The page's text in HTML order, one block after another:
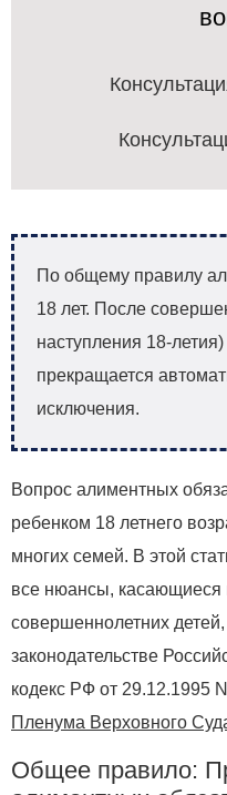
По общему правилу
18 лет. После
наступления
прекращается
исключения.
Вопрос алиментных
ребенком 18 летнего
многих семей. В этой
все нюансы, касающиеся
совершеннолетних
законодательстве
кодекс РФ от 29.12.1995
Пленума Верховного
Общее правило: